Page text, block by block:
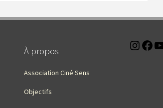
À propos
Association Ciné Sens
Objectifs